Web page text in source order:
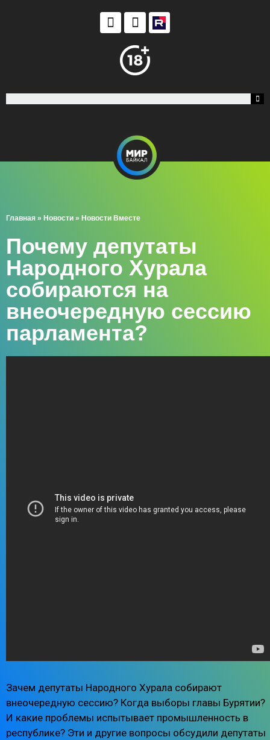
Главная » Новости » Новости Вместе
Почему депутаты
Народного Хурала
собираются на
внеочередную сессию
парламента?
Зачем депутаты Народного Хурала собирают
внеочередную сессию? Когда выборы главы Бурятии?
И какие проблемы испытывает промышленность в
республике? Эти и другие вопросы обсудили депутаты